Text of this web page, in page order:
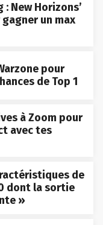
: New Horizons’
un max
pour
de Top 1
à Zoom pour
avec tes
de
dont la sortie
»